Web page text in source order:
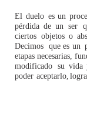
El duelo es un
pérdida de un ser
ciertos objetos o
Decimos que es un
etapas necesarias,
modificado
su vida
poder aceptarlo,